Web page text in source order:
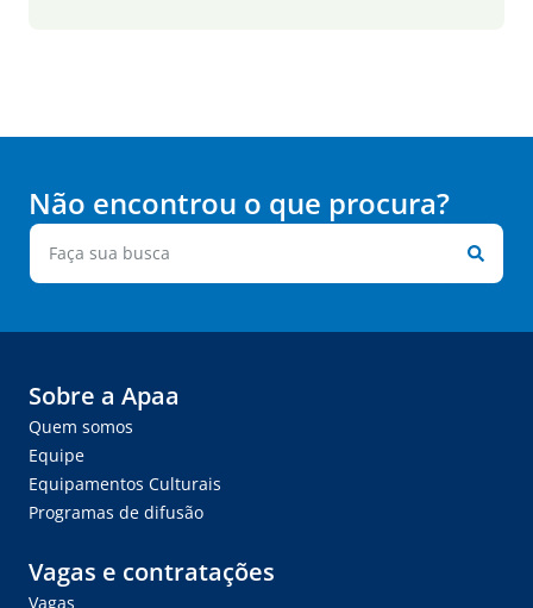
Não encontrou o que procura?
Sobre a Apaa
Quem somos
Equipe
Equipamentos Culturais
Programas de difusão
Vagas e contratações
Vagas